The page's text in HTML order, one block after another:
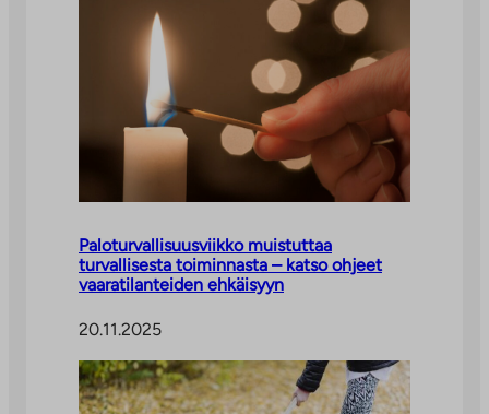
Paloturvallisuusviikko muistuttaa
turvallisesta toiminnasta – katso ohjeet
vaaratilanteiden ehkäisyyn
20.11.2025